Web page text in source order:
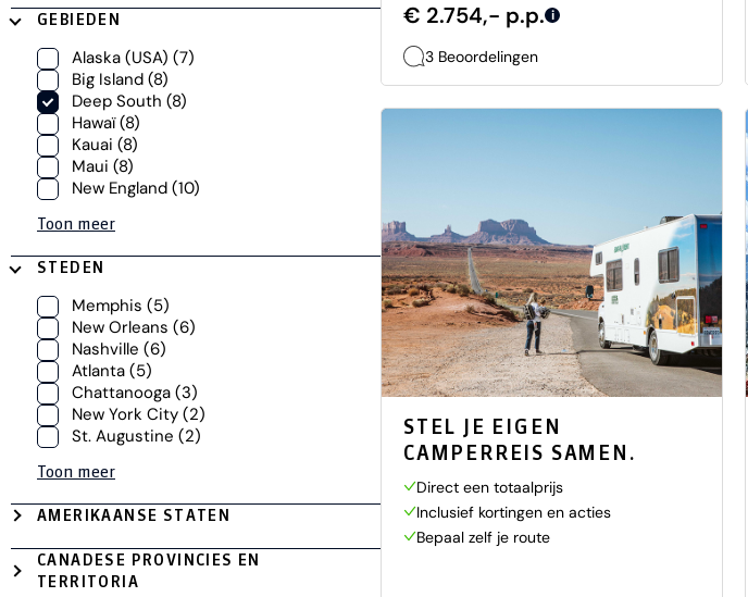
GEBIEDEN
Alaska (USA) (7)
Big Island (8)
Deep South (8)
Hawaï(8)
Kauai (8)
Maui (8)
New England (10)
Toon meer
STEDEN
Memphis (5)
New Orleans (6)
Nashville (6)
Atlanta (5)
Chattanooga (3)
New York City (2)
St. Augustine (2)
Toon meer
AMERIKAANSE STATEN
CANADESE PROVINCIES EN
TERRITORIA
€ 2.754,- p.p. i
3 Beoordelingen
STEL JE EIGEN
CAMPERREIS SAMEN.
Direct een totaalprijs
Inclusief kortingen en acties
Bepaal zelf je route